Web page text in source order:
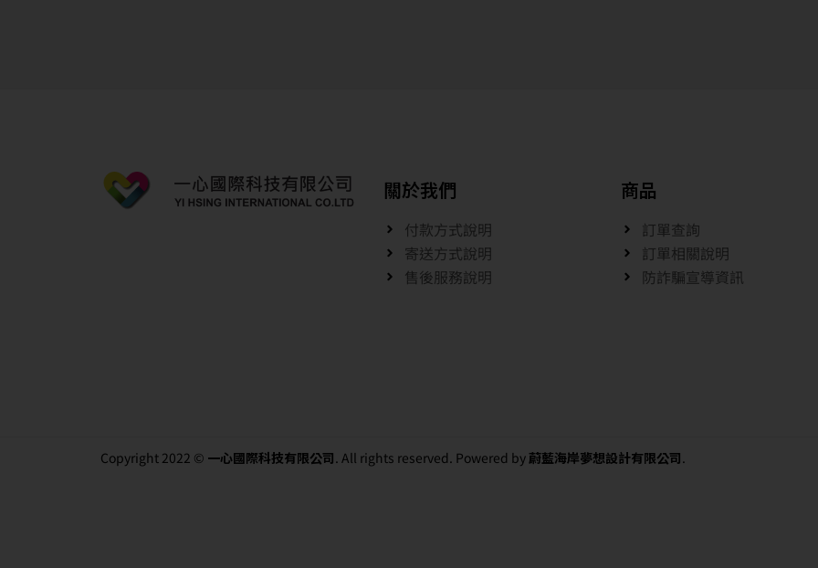
關於我們
付款方式說明
寄送方式說明
售後服務說明
商品
訂單查詢
訂單相關說明
防詐騙宣導資訊
Copyright 2022 © 一心國際科技有限公司. All rights reserved. Powered by蔚藍海岸夢想設計有限公司.